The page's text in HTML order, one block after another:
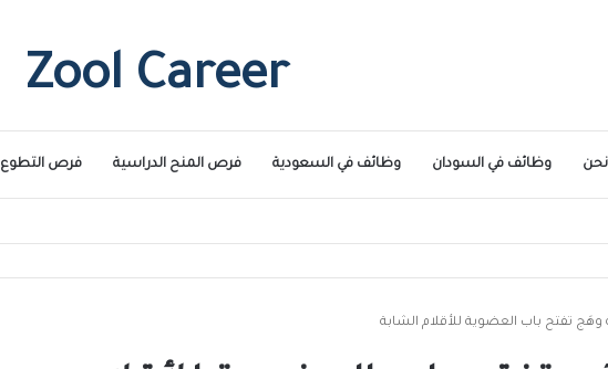
Zool Career
وظائف في السودان وظائف في السعودية فرص المنح الدراسية فرص التطوع
تفتح باب العضوية للأقلام الشابة